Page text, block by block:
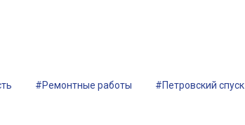
#Ремонтные работы #Петровский спуск